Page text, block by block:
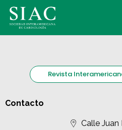
Revista
Contacto
Calle Juan